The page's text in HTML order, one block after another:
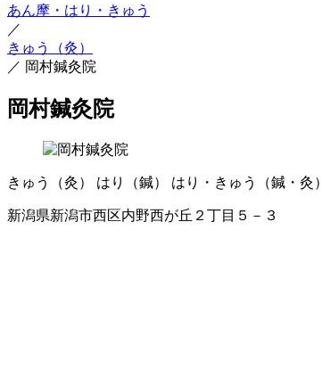
あん摩・はり・きゅう
／
きゅう（灸）
／ 岡村鍼灸院
岡村鍼灸院
きゅう（灸） はり（鍼） はり・きゅう（鍼・灸）
新潟県新潟市西区内野西が丘２丁目５－３